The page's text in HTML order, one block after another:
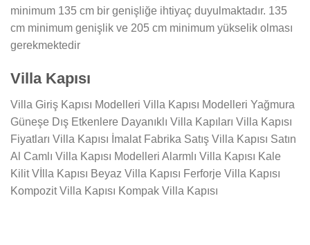
minimum 135 cm bir genişliğe ihtiyaç duyulmaktadır. 135
cm minimum genişlik ve 205 cm minimum yükselik olması
gerekmektedir
Villa Kapısı
Villa Giriş Kapısı Modelleri Villa Kapısı Modelleri Yağmura
Güneşe Dış Etkenlere Dayanıklı Villa Kapıları Villa Kapısı
Fiyatları Villa Kapısı İmalat Fabrika Satış Villa Kapısı Satın
Al Camlı Villa Kapısı Modelleri Alarmlı Villa Kapısı Kale
Kilit Vİlla Kapısı Beyaz Villa Kapısı Ferforje Villa Kapısı
Kompozit Villa Kapısı Kompak Villa Kapısı